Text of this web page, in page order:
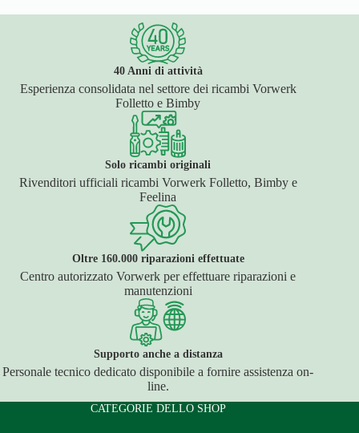
40 Anni di attività
Esperienza consolidata nel settore dei ricambi Vorwerk
Folletto e Bimby
Solo ricambi originali
Rivenditori ufficiali ricambi Vorwerk Folletto, Bimby e
Feelina
Oltre 160.000 riparazioni effettuate
Centro autorizzato Vorwerk per effettuare riparazioni e
manutenzioni
Supporto anche a distanza
Personale tecnico dedicato disponibile a fornire assistenza on-
line.
CATEGORIE DELLO SHOP